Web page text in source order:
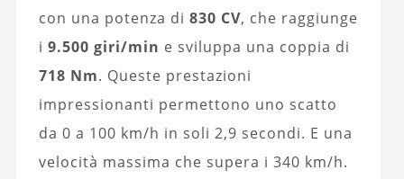
con una potenza di 830 CV, che raggiunge
i 9.500 giri/min e sviluppa una coppia di
718 Nm. Queste prestazioni
impressionanti permettono uno scatto
da 0 a 100 km/h in soli 2,9 secondi. E una
velocità massima che supera i 340 km/h.